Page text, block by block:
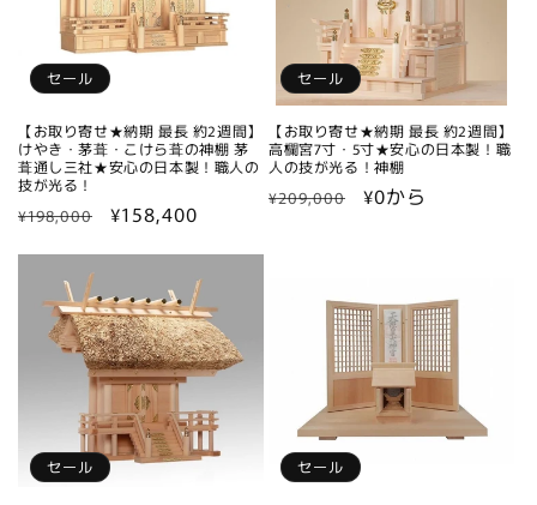
セール
【お取り寄せ★納期 最長 約2週間】
けやき・茅葺・こけら葺の神棚 茅
葺通し三社★安心の日本製！職人の
技が光る！
通
¥198,000
セ
価
格
¥158,400
セール
【お取り寄せ★納期 最長 約2週間】
高欄宮7寸・5寸★安心の日本製！職
人の技が光る！神棚
通
¥209,000
セ
格
¥0から
セール セール